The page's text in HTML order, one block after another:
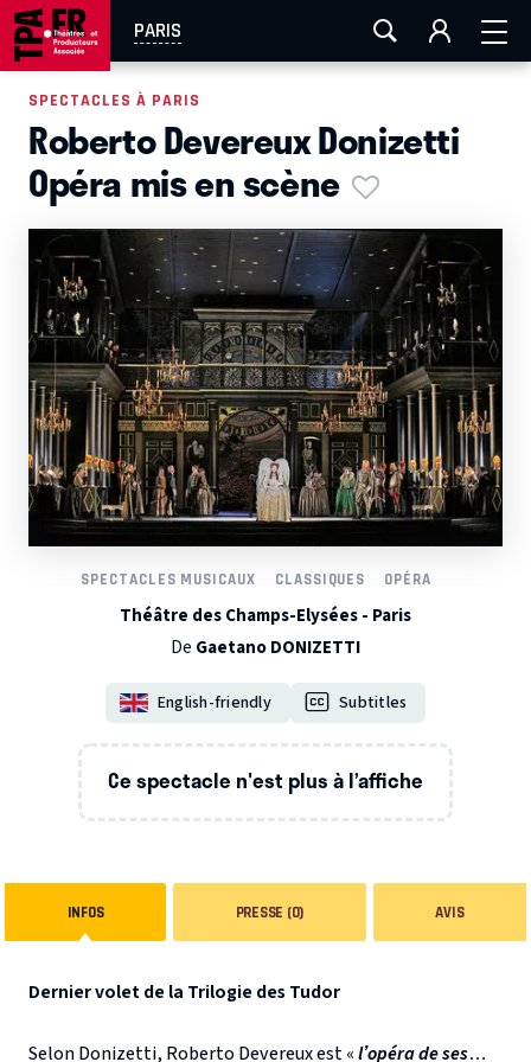
PARIS
AIX-MARSEILLE LA ROCHELLE
EN TOURNÉE
SPECTACLES À PARIS
Roberto Devereux Donizetti
Opéra mis en scène
SPECTACLES MUSICAUX CLASSIQUES OPÉRA
Théâtre des Champs-Elysées - Paris
De Gaetano DONIZETTI
English-friendly Subtitles
Ce spectacle n'est plus à l’affiche
INFOS PRESSE (0) AVIS
Dernier volet de la Trilogie des Tudor
Selon Donizetti, Roberto Devereux est «l’opéra de ses